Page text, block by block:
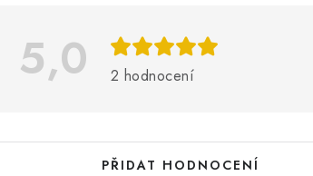
5,0 2 hodnocení
PŘIDAT HODNOCENÍ